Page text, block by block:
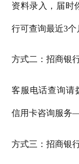
资料录入，届时
行可查询最近3个
方式二：招商银
客服电话查询请
信用卡咨询服务
方式三：招商银